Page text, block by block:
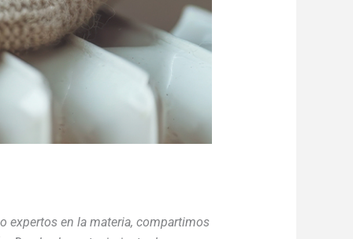
expertos en la materia, compartimos